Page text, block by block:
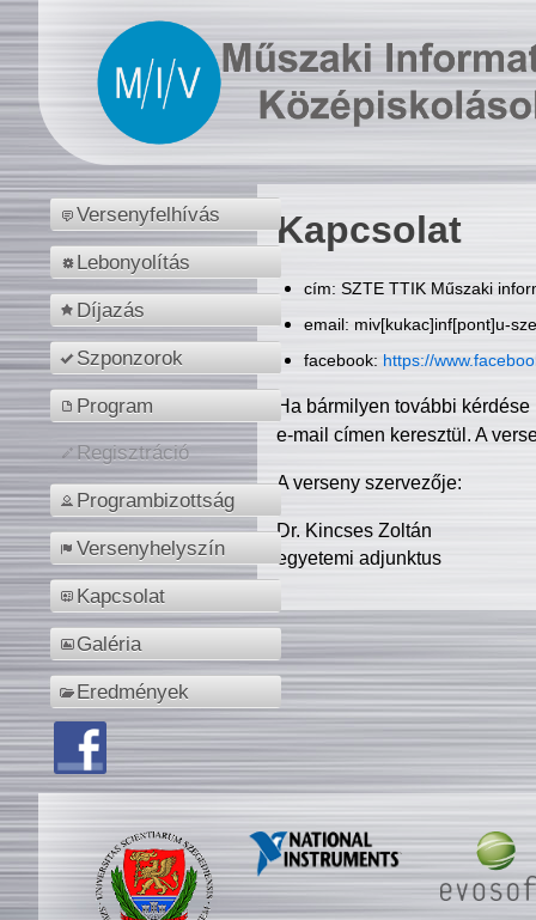
Versenyfelhívás
Lebonyolítás
Díjazás
Szponzorok
Program
Regisztráció
Programbizottság
Versenyhelyszín
Kapcsolat
Galéria
Eredmények
Kapcsolat
cím: SZTE TTIK Műszaki
email: miv[kukac]inf[pont]u-
facebook: https://
Ha bármilyen további
e-mail címen keresztül. A
A verseny szervezője:
Dr. Kincses Zoltán
egyetemi adjunktus